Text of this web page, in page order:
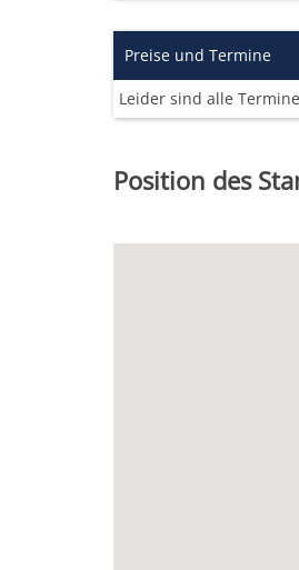
Preise und Termine
Leider sind alle
Position des